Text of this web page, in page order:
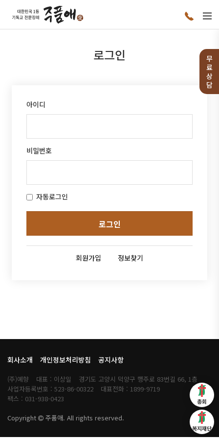
로그인
무
료
상
담
총회
복지재단
아이디
비밀번호
자동로그인
로그인
회원가입 정보찾기
회사소개 개인정보처리방침 공지사항
(주)예향 대표 : 이상일
경기도 고양시 덕양구 행주로 83번길 66, 1층
사업자등록번호 : 523-86-00322
대표전화 : 1899-9719
팩스 : 031-938-0423
Copyright 주품애. All rights reserved.